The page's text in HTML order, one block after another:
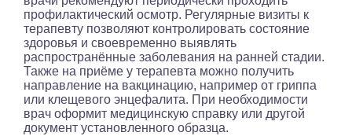
профилактический осмотр. Регулярные визиты к
терапевту позволяют контролировать состояние
здоровья и своевременно выявлять
распространённые заболевания на ранней стадии.
Также на приёме у терапевта можно получить
направление на вакцинацию, например от гриппа
или клещевого энцефалита. При необходимости
врач оформит медицинскую справку или другой
документ установленного образца.